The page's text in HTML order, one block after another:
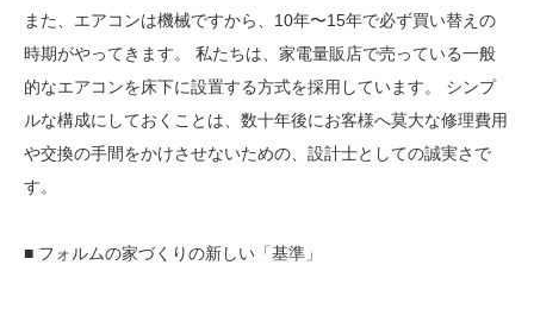
また、エアコンは機械ですから、10年〜15年で必ず買い替えの
時期がやってきます。 私たちは、家電量販店で売っている一般
的なエアコンを床下に設置する方式を採用しています。 シンプ
ルな構成にしておくことは、数十年後にお客様へ莫大な修理費用
や交換の手間をかけさせないための、設計士としての誠実さで
す。
■ フォルムの家づくりの新しい「基準」